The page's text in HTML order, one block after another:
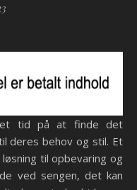
deres behov og stil. Et
til opbevaring og
ved sengen, det kan